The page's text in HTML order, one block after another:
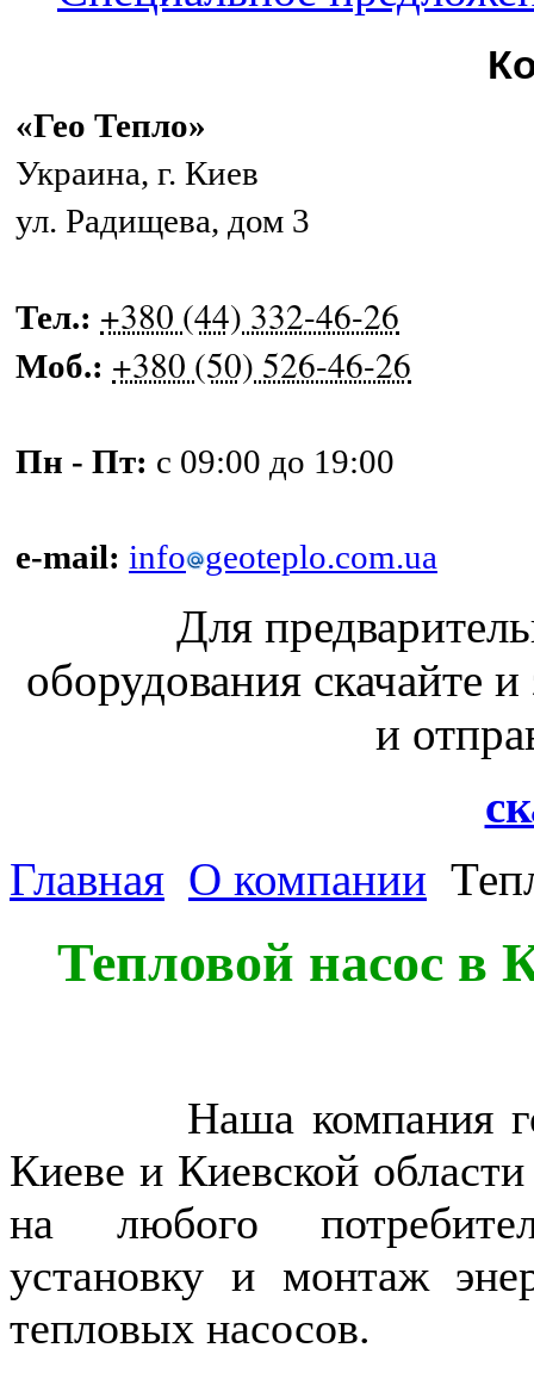
«Гео Тепло»
Украина, г. Киев
ул. Радищева, дом 3
Тел.: +380 (44) 332-46-26
Моб.: +380 (50) 526-46-26
Пн - Пт: с 09:00 до 19:00
e-mail: info geoteplo.com.ua
Для
оборудования
и
Главная О компании
Тепловой насос в
Наша компания
Киеве и Киевской
на любого
установку и монтаж
тепловых насосов.